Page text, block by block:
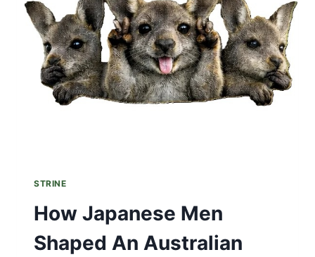
STRINE
How Japanese Men
Shaped An Australian